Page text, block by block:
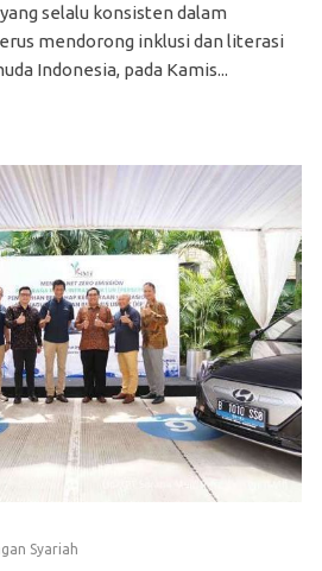
yang selalu konsisten dalam
mendorong inklusi dan literasi
Indonesia, pada Kamis...
Syariah